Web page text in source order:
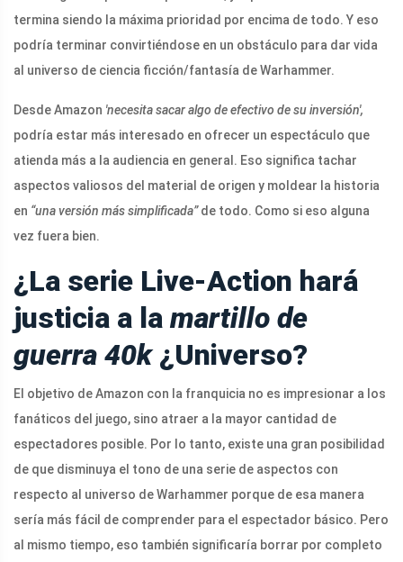
termina siendo la máxima prioridad por encima de todo. Y eso
podría terminar convirtiéndose en un obstáculo para dar vida
al universo de ciencia ficción/fantasía de Warhammer.
Desde Amazon 'necesita sacar algo de efectivo de su inversión',
podría estar más interesado en ofrecer un espectáculo que
atienda más a la audiencia en general. Eso significa tachar
aspectos valiosos del material de origen y moldear la historia
en “una versión más simplificada”de todo. Como si eso alguna
vez fuera bien.
¿La serie Live-Action hará
justicia a la martillo de
guerra 40k¿Universo?
El objetivo de Amazon con la franquicia no es impresionar a los
fanáticos del juego, sino atraer a la mayor cantidad de
espectadores posible. Por lo tanto, existe una gran posibilidad
de que disminuya el tono de una serie de aspectos con
respecto al universo de Warhammer porque de esa manera
sería más fácil de comprender para el espectador básico. Pero
al mismo tiempo, eso también significaría borrar por completo